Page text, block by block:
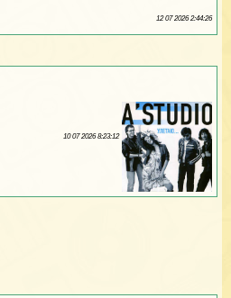
12 07 2026 2:44:26
10 07 2026 8:23:12